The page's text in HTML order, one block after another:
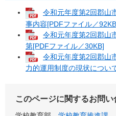
令和元年度第2回郡山
事内容[PDFファイル／
令和元年度第2回郡山
第[PDFファイル／30KB]
令和元年度第2回郡山
力的運用制度の現状につい
このページに関するお問い